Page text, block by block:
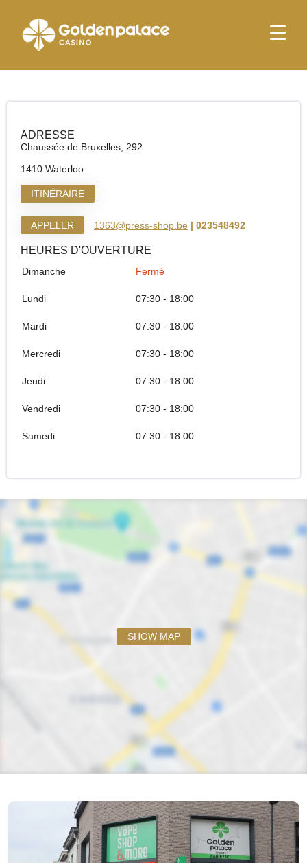
page d'accueil
ADRESSE
Chaussée de Bruxelles, 292
1410 Waterloo
ITINÉRAIRE
APPELER 1363@press-shop.be | 023548492
HEURES D'OUVERTURE
Dimanche Fermé
Lundi 07:30 - 18:00
Mardi 07:30 - 18:00
Mercredi 07:30 - 18:00
Jeudi 07:30 - 18:00
Vendredi 07:30 - 18:00
Samedi 07:30 - 18:00
SHOW MAP